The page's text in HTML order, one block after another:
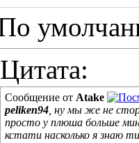
Цитата:
Сообщение от Atake
peliken94 , ну мы же не
просто у плюша больше
кстати насколько я знаю